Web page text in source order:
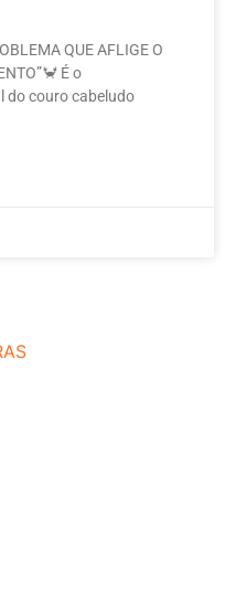
QUE AFLIGE O
É o
do couro cabeludo